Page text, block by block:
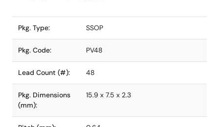
Pkg. Type: SSOP
Pkg. Code: PV48
Lead Count (#): 48
Pkg. Dimensions
(mm):
15.9 x 7.5 x 2.3